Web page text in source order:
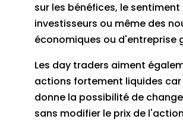
sur les bénéfices, le sentiment
investisseurs ou même des
économiques ou d'entreprise
Les day traders aiment
actions fortement liquides car
donne la possibilité de
sans modifier le prix de